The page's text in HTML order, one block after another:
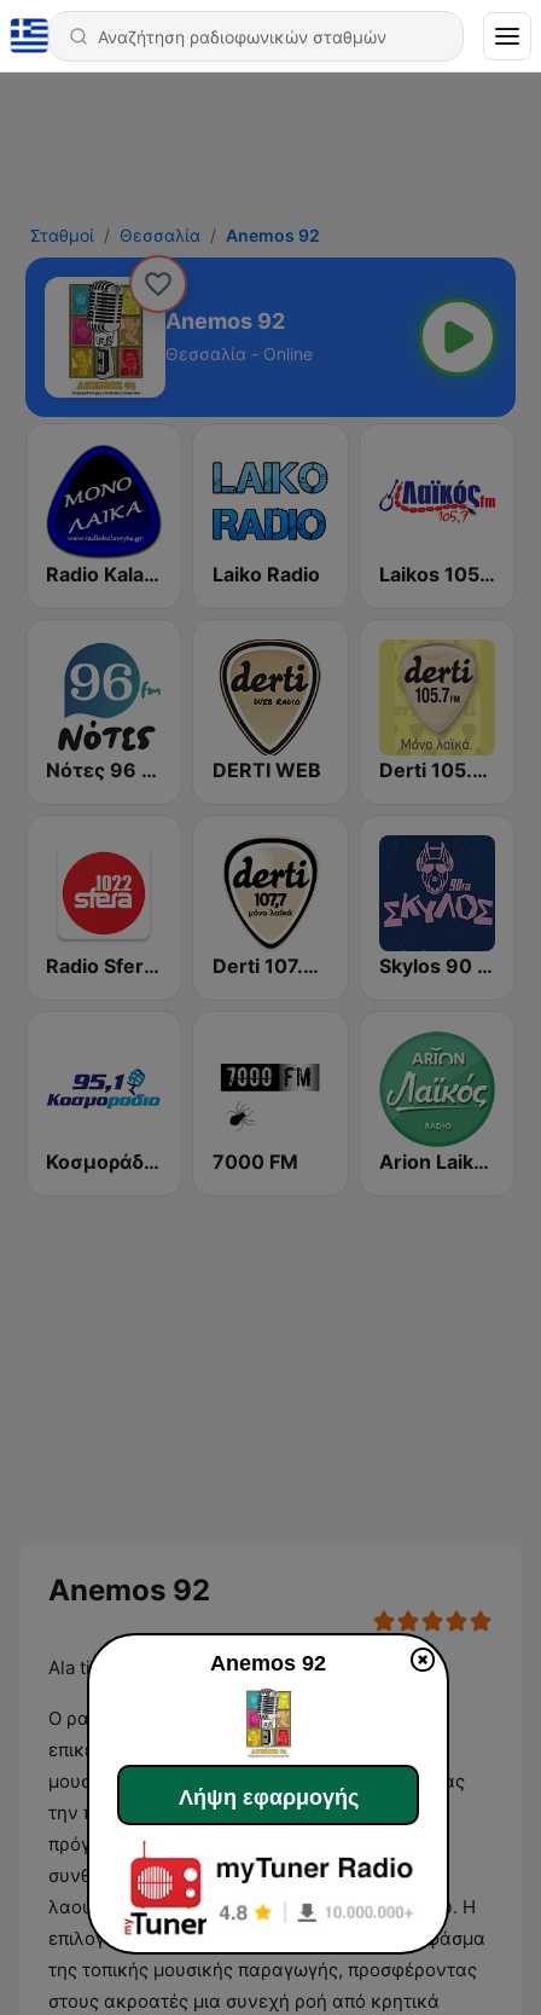
Σταθμοί Θεσσαλία Anemos 92
Anemos 92
Θεσσαλία - Online
Radio Kalavryta Καλάβρυτα Laiko Radio Laikos 105.7 FM (Λαϊκός fm)
Νότες 96 FM - απλά ελληνικά! DERTI WEB Derti 105.7 FM
Radio Sfera 102.2 FM Derti 107.7 FM Skylos 90 FM
Κοσμοράδιο 95.1 FM (KosmoRadio) 7000 FM Arion Laikos
Anemos 92
Ala tissssss!
Ο ραδιοφωνικός σταθμός Anemos 92
επικεντρώνεται στην παραδοσιακή κρητική
μουσική και το λαϊκό τραγούδι, αναδεικνύοντας
την πολιτιστική κληρονομιά της Κρήτης. Το
πρόγραμμα αποτελείται κυρίως από μουσικές
συνθέσεις όπου κυριαρχεί η κρητική λύρα, το
λαούτο και οι παραδοσιακοί ρυθμοί του νησιού. Η
επιλογή των κομματιών καλύπτει ένα ευρύ φάσμα
της τοπικής μουσικής παραγωγής, προσφέροντας
στους ακροατές μια συνεχή ροή από κρητικά
Anemos 92
Λήψη εφαρμογής